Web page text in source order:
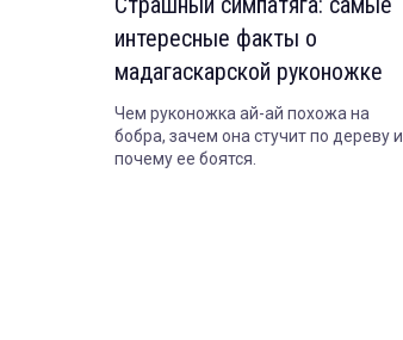
интересные факты о
мадагаскарской руконожке
Чем руконожка ай-ай похожа на
бобра, зачем она стучит по дереву и
почему ее боятся.